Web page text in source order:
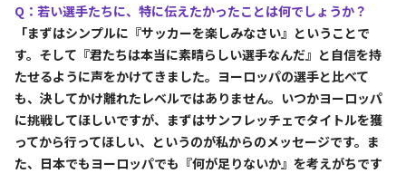
Q：若い選手たちに、特に伝えたかったことは何でしょうか？
「まずはシンプルに『サッカーを楽しみなさい』ということで
す。そして『君たちは本当に素晴らしい選手なんだ』と自信を持
たせるように声をかけてきました。ヨーロッパの選手と比べて
も、決してかけ離れたレベルではありません。いつかヨーロッパ
に挑戦してほしいですが、まずはサンフレッチェでタイトルを獲
ってから行ってほしい、というのが私からのメッセージです。ま
た、日本でもヨーロッパでも『何が足りないか』を考えがちです